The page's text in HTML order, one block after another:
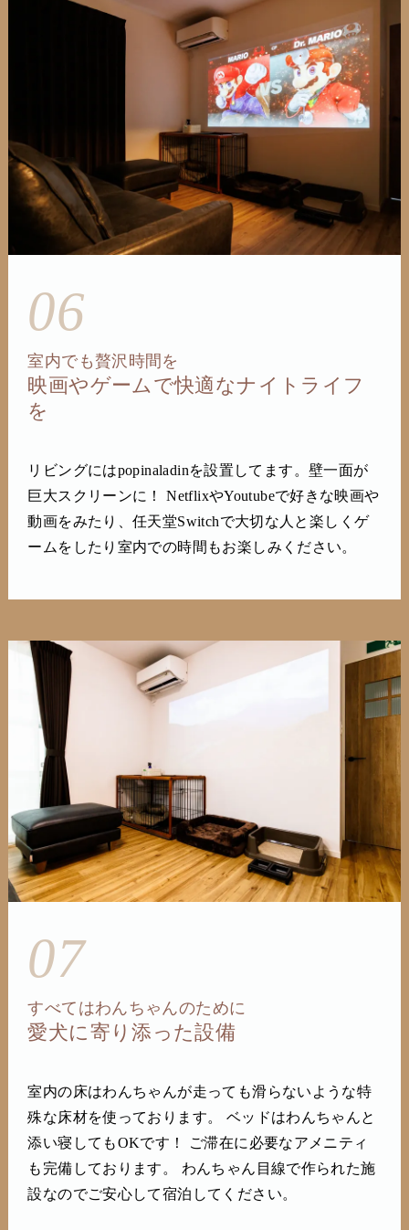
06
室内でも贅沢時間を
映画やゲームで快適なナイトライフ
を
リビングにはpopinaladinを設置してます。壁一面が
巨大スクリーンに！ NetflixやYoutubeで好きな映画や
動画をみたり、任天堂Switchで大切な人と楽しくゲ
ームをしたり室内での時間もお楽しみください。
07
すべてはわんちゃんのために
愛犬に寄り添った設備
室内の床はわんちゃんが走っても滑らないような特
殊な床材を使っております。 ベッドはわんちゃんと
添い寝してもOKです！ ご滞在に必要なアメニティ
も完備しております。 わんちゃん目線で作られた施
設なのでご安心して宿泊してください。